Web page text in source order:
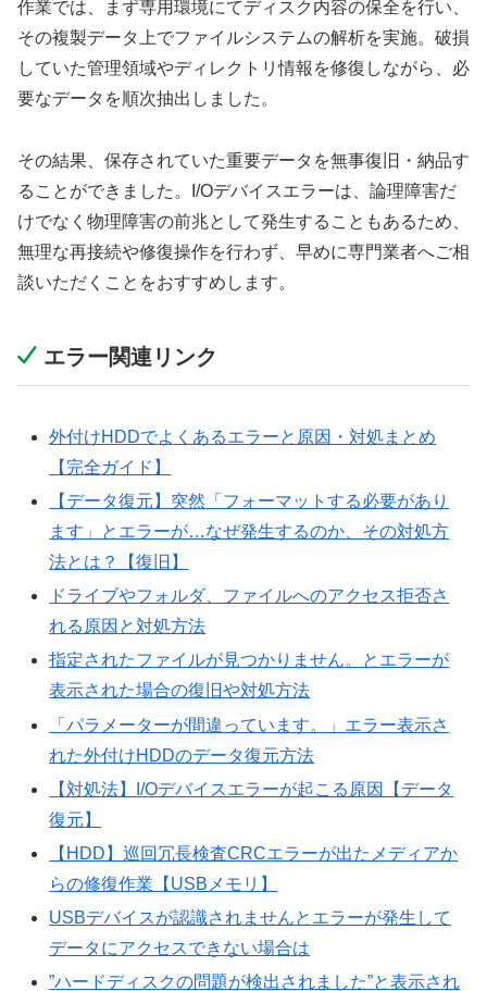
作業では、まず専用環境にてディスク内容の保全を行い、
その複製データ上でファイルシステムの解析を実施。破損
していた管理領域やディレクトリ情報を修復しながら、必
要なデータを順次抽出しました。
その結果、保存されていた重要データを無事復旧・納品す
ることができました。I/Oデバイスエラーは、論理障害だ
けでなく物理障害の前兆として発生することもあるため、
無理な再接続や修復操作を行わず、早めに専門業者へご相
談いただくことをおすすめします。
エラー関連リンク
外付けHDDでよくあるエラーと原因・対処まとめ
【完全ガイド】
【データ復元】突然「フォーマットする必要があり
ます」とエラーが…なぜ発生するのか、その対処方
法とは？【復旧】
ドライブやフォルダ、ファイルへのアクセス拒否さ
れる原因と対処方法
指定されたファイルが見つかりません。とエラーが
表示された場合の復旧や対処方法
「パラメーターが間違っています。」エラー表示さ
れた外付けHDDのデータ復元方法
【対処法】I/Oデバイスエラーが起こる原因【データ
復元】
【HDD】巡回冗長検査CRCエラーが出たメディアか
らの修復作業【USBメモリ】
USBデバイスが認識されませんとエラーが発生して
データにアクセスできない場合は
”ハードディスクの問題が検出されました”と表示され